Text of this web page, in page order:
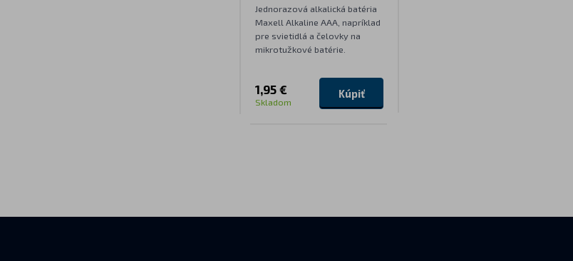
Jednorazová alkalická batéria
Maxell Alkaline AAA, napríklad
pre svietidlá a čelovky na
mikrotužkové batérie.
1,95 €
Skladom
Kúpiť